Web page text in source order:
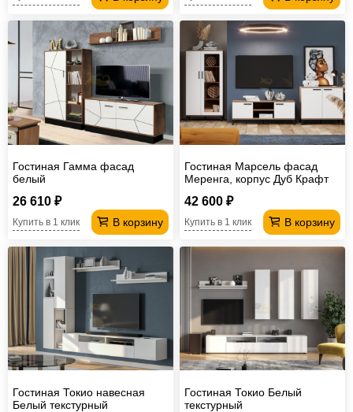
Гостиная Гамма фасад
белый
26 610 ₽
В корзину
Купить в 1 клик
Гостиная Марсель фасад
Меренга, корпус Дуб Крафт
42 600 ₽
В корзину
Купить в 1 клик
Гостиная Токио навесная
Белый текстурный
Гостиная Токио Белый
текстурный